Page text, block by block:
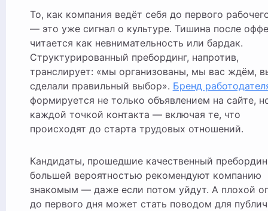
То, как компания ведёт себя до первого
— это уже сигнал о культуре. Тишина после
читается как невнимательность или бардак.
Структурированный пребординг, напротив,
транслирует: «мы организованы, мы вас ждём,
сделали правильный выбор». Бренд
формируется не только объявлением на сайте,
каждой точкой контакта — включая те, что
происходят до старта трудовых отношений.
Кандидаты, прошедшие качественный
большей вероятностью рекомендуют компанию
знакомым — даже если потом уйдут. А плохой
до первого дня может стать поводом для